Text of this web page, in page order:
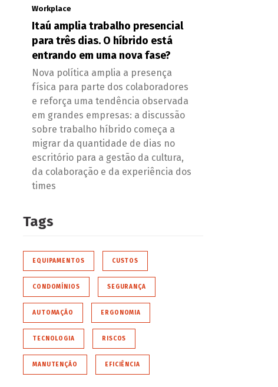
Workplace
Itaú amplia trabalho presencial
para três dias. O híbrido está
entrando em uma nova fase?
Nova política amplia a presença
física para parte dos colaboradores
e reforça uma tendência observada
em grandes empresas: a discussão
sobre trabalho híbrido começa a
migrar da quantidade de dias no
escritório para a gestão da cultura,
da colaboração e da experiência dos
times
Tags
EQUIPAMENTOS CUSTOS
CONDOMÍNIOS SEGURANÇA
AUTOMAÇÃO ERGONOMIA
TECNOLOGIA RISCOS
MANUTENÇÃO EFICIÊNCIA